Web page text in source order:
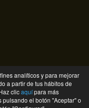
de recambios de Gira
analíticos y para mejorar
a partir de tus hábitos de
clicaquípara más
el botón "Aceptar" o